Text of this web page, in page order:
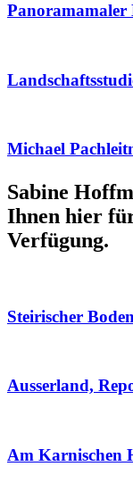
Panoramamaler
Michael
Sabine
Ihnen hier
Verfügung.
Steirischer
Ausserland,
Am Karnischen